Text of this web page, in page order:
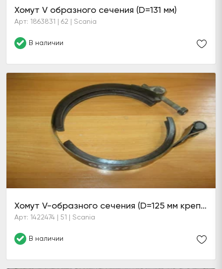
Хомут V образного сечения (D=131 мм)
Арт: 1863831 | 62 | Scania
В наличии
Хомут V-образного сечения (D=125 мм крепление выпускной трубы отопителя)
Арт: 1422474 | 51 | Scania
В наличии